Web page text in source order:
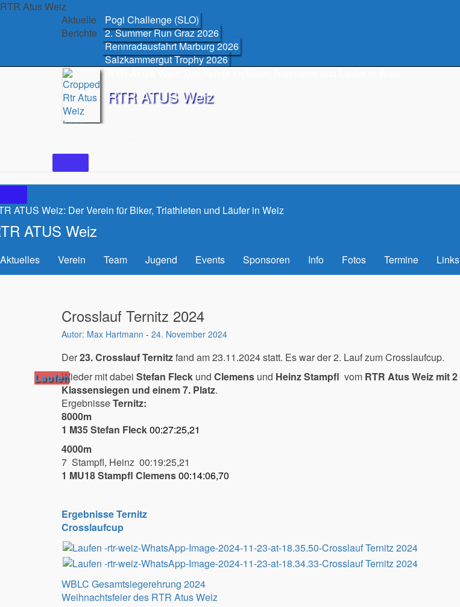
Skip
RTR Atus Weiz
Aktuelle
Berichte
Pogi Challenge (SLO)
2. Summer Run Graz 2026
Rennradausfahrt Marburg 2026
Salzkammergut Trophy 2026
RTR ATUS Weiz
ATUS Weiz: Der Verein für Biker, Triathleten und Läufer in Weiz
ATUS Weiz
Aktuelles Verein Team Jugend Events Sponsoren Info Fotos Termine Links
Laufen
Crosslauf Ternitz 2024
Max Hartmann - 24. November 2024
Der23. Crosslauf Ternitzfand am 23.11.2024 statt. Es war der 2. Lauf zum Crosslaufcup.
Wieder mit dabei Stefan Fleck und Clemens und Heinz Stampfl vom RTR Atus Weiz mit 2
Klassensiegen und einem 7. Platz.
ErgebnisseTernitz:
8000m
1 M35 Stefan Fleck00:27:25,21
4000m
7 Stampfl, Heinz 00:19:25,21
1 MU18 Stampfl Clemens00:14:06,70
Ergebnisse Ternitz
Crosslaufcup
Beitragsnavigation
WBLC Gesamtsiegerehrung 2024
Weihnachtsfeier des RTR Atus Weiz